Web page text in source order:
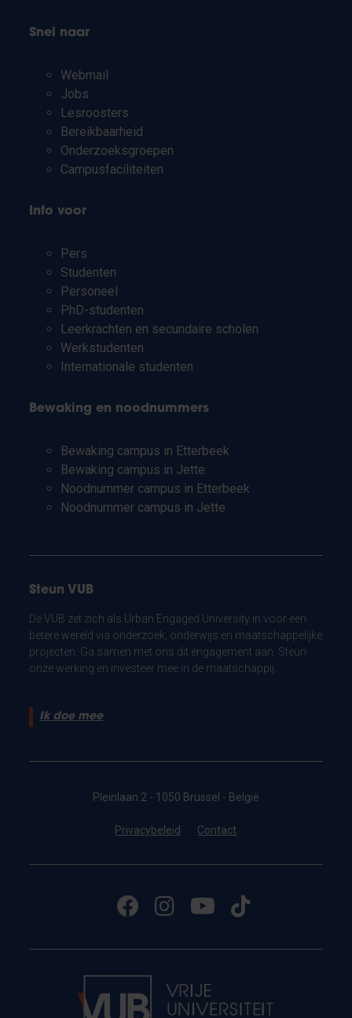
Snel naar
Webmail
Jobs
Lesroosters
Bereikbaarheid
Onderzoeksgroepen
Campusfaciliteiten
Info voor
Pers
Studenten
Personeel
PhD-studenten
Leerkrachten en secundaire scholen
Werkstudenten
Internationale studenten
Bewaking en noodnummers
Bewaking campus in Etterbeek
Bewaking campus in Jette
Noodnummer campus in Etterbeek
Noodnummer campus in Jette
Steun VUB
De VUB zet zich als Urban Engaged University in voor een
betere wereld via onderzoek, onderwijs en maatschappelijke
projecten. Ga samen met ons dit engagement aan. Steun
onze werking en investeer mee in de maatschappij.
Ik doe mee
Pleinlaan 2 - 1050 Brussel - België
Privacybeleid Contact